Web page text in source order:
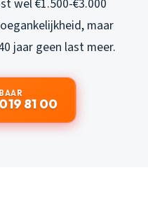
wel €1.500-€3.000
maar
jaar geen last meer.
81 00